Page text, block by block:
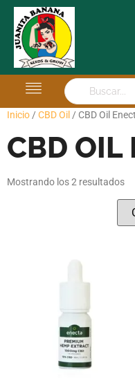
Inicio/ CBD Oil / CBD Oil
CBD OIL
Mostrando los 2 resultados